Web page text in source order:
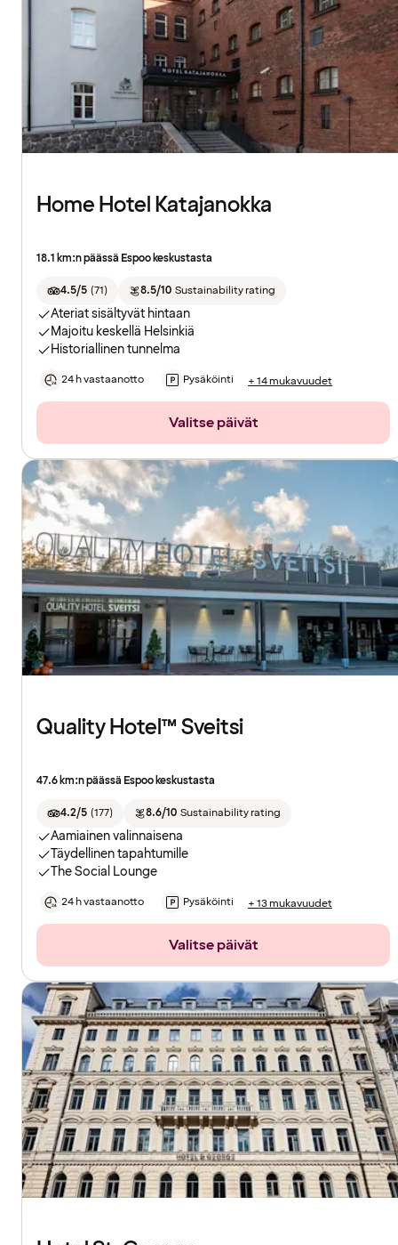
Home Hotel Katajanokka
18.1 km:n päässä Espoo keskustasta
4.5/5 (71) 8.5/10 Sustainability rating
Ateriat sisältyvät hintaan
Majoitu keskellä Helsinkiä
Historiallinen tunnelma
24 h vastaanotto Pysäköinti + 14 mukavuudet
Valitse päivät
Quality Hotel™ Sveitsi
47.6 km:n päässä Espoo keskustasta
4.2/5 (177) 8.6/10 Sustainability rating
Aamiainen valinnaisena
Täydellinen tapahtumille
The Social Lounge
24 h vastaanotto Pysäköinti + 13 mukavuudet
Valitse päivät